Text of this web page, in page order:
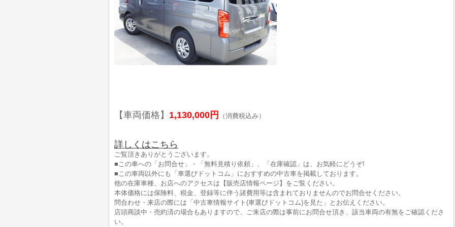
【車両価格】 1,130,000円 （消費税込み）
詳しくはこちら
ご覧頂きありがとうございます。
■この車への「お問合せ」・「無料見積り依頼」、「在庫確認」は、お気軽にどうぞ!
■この車両以外にも「車選びドットコム」におすすめの中古車を掲載しております。
他の在庫車種、お店へのアクセスは【販売店情報ページ】をご覧ください。
本体価格には保険料、税金、登録等に伴う諸費用等は含まれておりませんのでお問合せください。
問合わせ・来店の際には「中古車情報サイト(車選びドットコム)を見た」とお伝えください。
店頭商談中・売約済の場合もありますので、ご来店の際は事前にお問合せ頂き、該当車両の有無をご確認くださ
い。